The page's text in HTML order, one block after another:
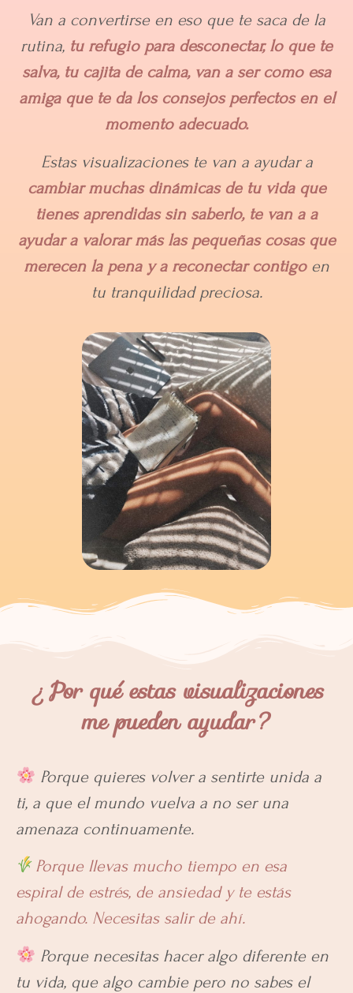
Van a convertirse en eso que te saca de la
rutina, tu refugio para desconectar, lo que te
salva, tu cajita de calma, van a ser como esa
amiga que te da los consejos perfectos en el
momento adecuado.
Estas visualizaciones te van a ayudar a
cambiar muchas dinámicas de tu vida que
tienes aprendidas sin saberlo, te van a a
ayudar a valorar más las pequeñas cosas que
merecen la pena y a reconectar contigo en
tu tranquilidad preciosa.
¿Por qué estas visualizaciones
me pueden ayudar?
Porque quieres volver a sentirte unida a
ti, a que el mundo vuelva a no ser una
amenaza continuamente.
Porque llevas mucho tiempo en esa
espiral de estrés, de ansiedad y te estás
ahogando. Necesitas salir de ahí.
Porque necesitas hacer algo diferente en
tu vida, que algo cambie pero no sabes el